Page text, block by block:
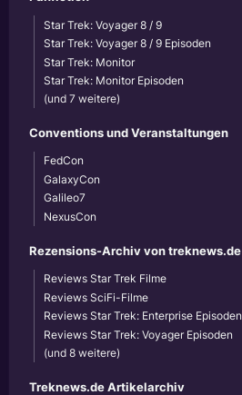
Star Trek: Voyager 8 / 9
Star Trek: Voyager 8 / 9 Episoden
Star Trek: Monitor
Star Trek: Monitor Episoden
(und 7 weitere)
Conventions und Veranstaltungen
FedCon
GalaxyCon
Galileo7
NexusCon
Rezensions-Archiv von treknews.de
Reviews Star Trek Filme
Reviews SciFi-Filme
Reviews Star Trek: Enterprise Episoden
Reviews Star Trek: Voyager Episoden
(und 8 weitere)
Treknews.de Artikelarchiv